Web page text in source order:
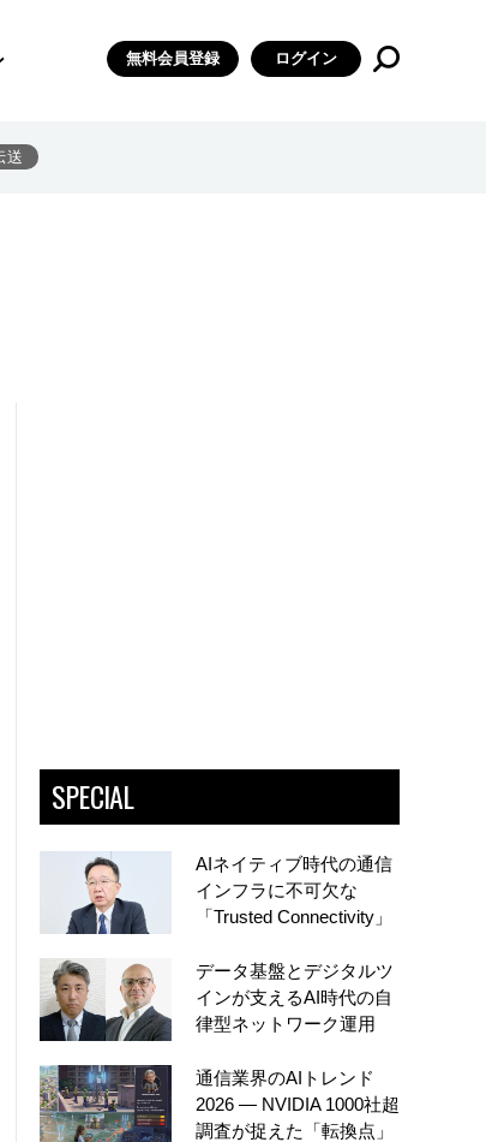
無料会員登録 ログイン
送
SPECIAL
AIネイティブ時代の通信
インフラに不可欠な
「Trusted Connectivity」
データ基盤とデジタルツ
インが支えるAI時代の自
律型ネットワーク運用
通信業界のAIトレンド
2026 ― NVIDIA 1000社超
調査が捉えた「転換点」